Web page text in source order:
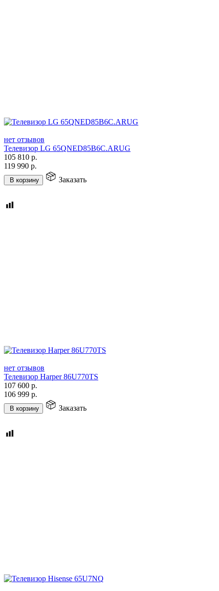
нет отзывов
Телевизор LG 65QNED85B6C.ARUG
105 810 р.
119 990 р.
В корзину Заказать
нет отзывов
Телевизор Harper 86U770TS
107 600 р.
106 999 р.
В корзину Заказать